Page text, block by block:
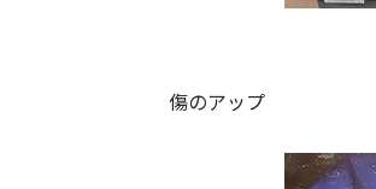
傷のアップ